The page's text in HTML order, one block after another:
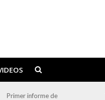
Primer informe de